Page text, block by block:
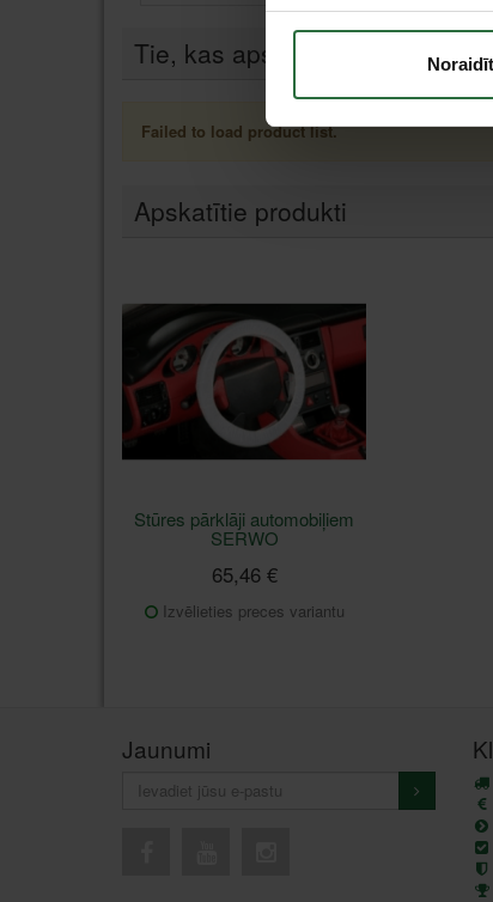
Noraidīt
Tie, kas apskatīja šo preci,
Failed to load product list.
Apskatītie produkti
Stūres pārklāji automobiļiem
SERWO
65,46 €
Izvēlieties preces variantu
Jaunumi